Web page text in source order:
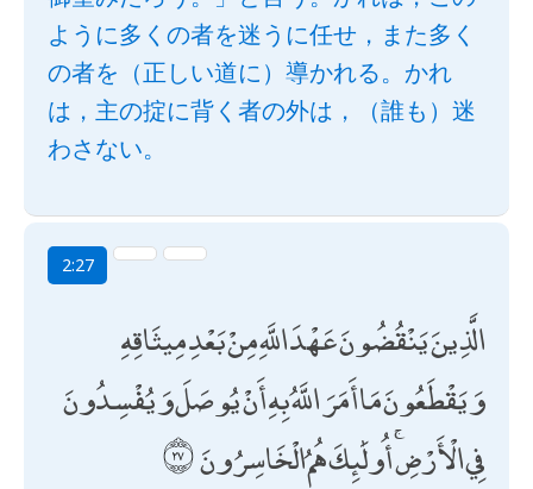
ように多くの者を迷うに任せ，また多く
の者を（正しい道に）導かれる。かれ
は，主の掟に背く者の外は，（誰も）迷
わさない。
2:27
الَّذِينَ يَنْقُضُونَ عَهْدَ اللَّهِ مِنْ بَعْدِ مِيثَاقِهِ
وَيَقْطَعُونَ مَا أَمَرَ اللَّهُ بِهِ أَنْ يُوصَلَ وَيُفْسِدُونَ
فِي الْأَرْضِ ۚ أُولَٰئِكَ هُمُ الْخَاسِرُونَ